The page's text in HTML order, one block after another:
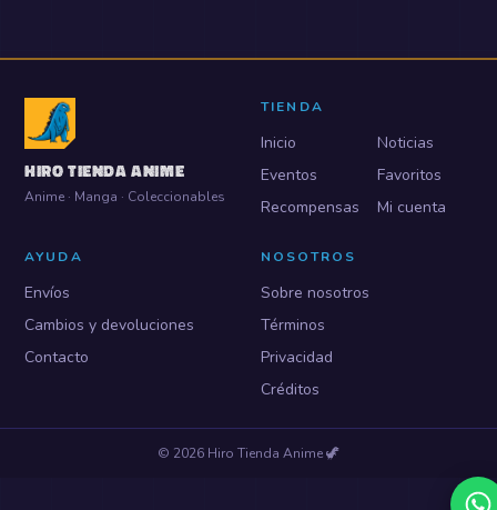
HIRO TIENDA ANIME
Anime · Manga · Coleccionables
TIENDA
Inicio
Noticias
Eventos
Favoritos
Recompensas
Mi cuenta
AYUDA
Envíos
Cambios y devoluciones
Contacto
NOSOTROS
Sobre nosotros
Términos
Privacidad
Créditos
© 2026 Hiro Tienda Anime🦖